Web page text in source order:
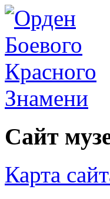
Сайт
Карта